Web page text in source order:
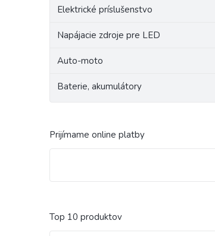
Elektrické príslušenstvo
Napájacie zdroje pre LED
Auto-moto
Baterie, akumulátory
Prijímame online platby
Top 10 produktov